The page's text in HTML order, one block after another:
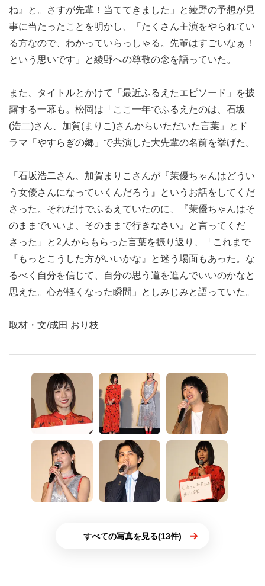
ね』と。さすが先輩！当ててきました」と綾野の予想が見
事に当たったことを明かし、「たくさん主演をやられてい
る方なので、わかっていらっしゃる。先輩はすごいなぁ！
という思いです」と綾野への尊敬の念を語っていた。
また、タイトルとかけて「最近ふるえたエピソード」を披
露する一幕も。松岡は「ここ一年でふるえたのは、石坂
(浩二)さん、加賀(まりこ)さんからいただいた言葉」とド
ラマ「やすらぎの郷」で共演した大先輩の名前を挙げた。
「石坂浩二さん、加賀まりこさんが『茉優ちゃんはどうい
う女優さんになっていくんだろう』というお話をしてくだ
さった。それだけでふるえていたのに、『茉優ちゃんはそ
のままでいいよ、そのままで行きなさい』と言ってくだ
さった」と2人からもらった言葉を振り返り、「これまで
『もっとこうした方がいいかな』と迷う場面もあった。な
るべく自分を信じて、自分の思う道を進んでいいのかなと
思えた。心が軽くなった瞬間」としみじみと語っていた。
取材・文/成田 おり枝
すべての写真を見る(13件)